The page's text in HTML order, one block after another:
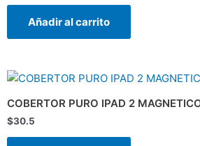
Añadir al carrito
COBERTOR PURO IPAD 2
$30.5